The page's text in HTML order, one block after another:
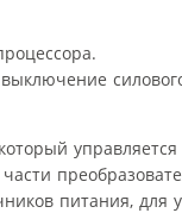
питания, для